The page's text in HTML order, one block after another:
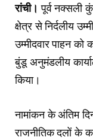
रांची। पूर्व नक्सली
क्षेत्र से निर्दलीय
उम्मीदवार पाहन को
बुंडू अनुमंडलीय
किया।
नामांकन के अंतिम
राजनीतिक दलों के